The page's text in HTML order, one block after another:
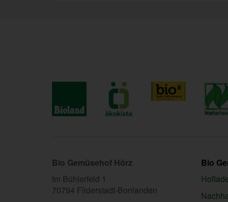
Bio Gemüsehof Hörz
Im Bühlerfeld 1
70794 Filderstadt-Bonlanden
Bio